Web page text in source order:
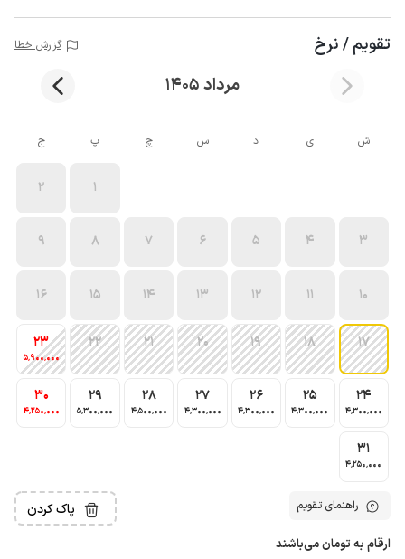
تقویم / نرخ گزارش خطا
مرداد 1405
ش ی د س چ پ ج
1
2
3
4
5
6
7
8
9
10
11
12
13
14
15
16
17
18
19
20
21
22
23
5٬900٬000
24
4٬300٬000
25
4٬300٬000
26
4٬300٬000
27
4٬300٬000
28
4٬500٬000
29
5٬300٬000
30
4٬250٬000
31
4٬250٬000
راهنمای تقویم پاک کردن
ارقام به تومان می‌باشند